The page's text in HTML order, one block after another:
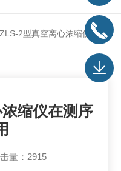
ZLS-2型真空离心浓缩仪在测序实验室的多方面应用
缩仪在测序
量：2915